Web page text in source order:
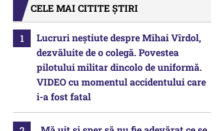
CELE MAI CITITE ȘTIRI
Lucruri neștiute despre Mihai Vîrdol,
dezvăluite de o colegă. Povestea
pilotului militar dincolo de uniformă.
VIDEO cu momentul accidentului care
i-a fost fatal